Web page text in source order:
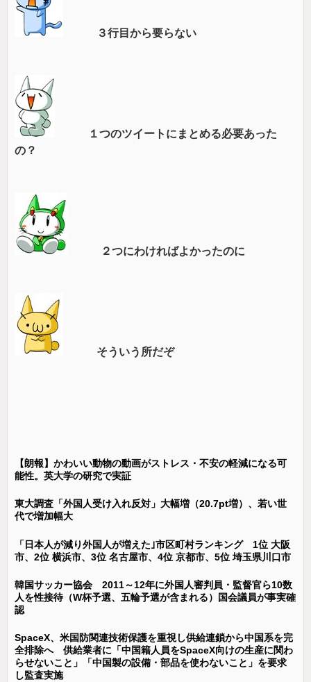
３行目から要らない
１つのツイートにまとめる必要あった
の？
２つにわければよかったのに
そういう所だぞ
【朗報】かわいい動物の動画がストレス・不安の軽減になる可
能性。英大学の研究で実証
東大調査「外国人受け入れ反対」大幅増（20.7pt増）、若い世
代で増加幅大
「日本人が減り外国人が増えた｣市区町村ランキング 1位 大阪
市、2位 横浜市、3位 名古屋市、4位 京都市、5位 埼玉県川口市
韓国サッカー協会 2011～12年に外国人審判員・監督官ら10数
人を性接待（W杯予選、五輪予選が含まれる）国会議員が事実確
認
SpaceX、米国防関連技術保護を重視し供給連鎖から中国系を完
全排除へ 供給業者に「中国籍人員をSpaceX向けの生産に関わ
らせないこと」「中国製の設備・部品を使わないこと」を要求
し監査実施